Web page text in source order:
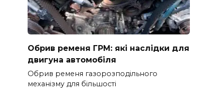
Обрив ременя ГРМ: які наслідки для
двигуна автомобіля
Обрив ременя газорозподільного
механізму для більшості